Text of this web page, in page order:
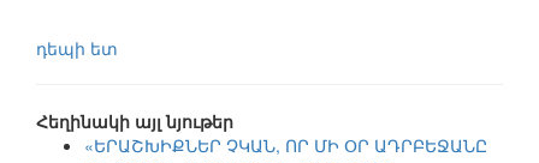
դեպի ետ
Հեղինակի այլ նյութեր
«ԵՐԱՇԽԻՔՆԵՐ ՉԿԱՆ, ՈՐ ՄԻ ՕՐ ԱԴՐԲԵՋԱՆԸ